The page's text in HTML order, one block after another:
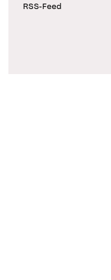
RSS-Feed